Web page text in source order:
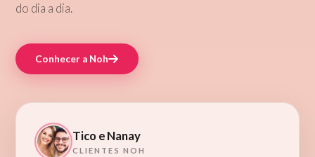
do dia a dia.
Conhecer a Noh
Tico e Nanay
CLIENTES NOH
Melissa e Digo
CLIENTES NOH
Beatriz & Vic
CLIENTES NOH
Romy & Felipe
CLIENTES NOH